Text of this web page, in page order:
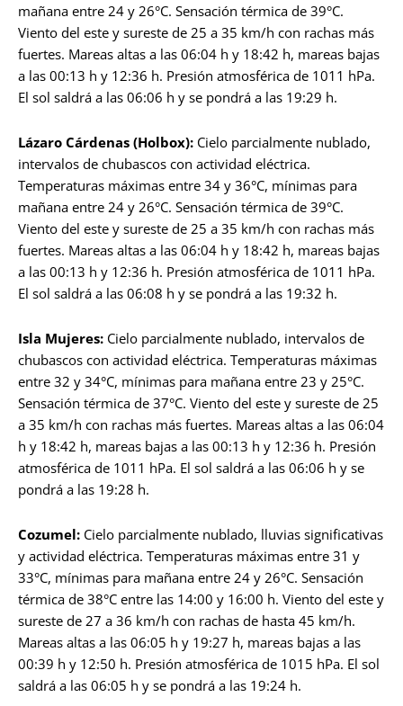
mañana entre 24 y 26°C. Sensación térmica de 39°C.
Viento del este y sureste de 25 a 35 km/h con rachas más
fuertes. Mareas altas a las 06:04 h y 18:42 h, mareas bajas
a las 00:13 h y 12:36 h. Presión atmosférica de 1011 hPa.
El sol saldrá a las 06:06 h y se pondrá a las 19:29 h.
Lázaro Cárdenas (Holbox): Cielo parcialmente nublado,
intervalos de chubascos con actividad eléctrica.
Temperaturas máximas entre 34 y 36°C, mínimas para
mañana entre 24 y 26°C. Sensación térmica de 39°C.
Viento del este y sureste de 25 a 35 km/h con rachas más
fuertes. Mareas altas a las 06:04 h y 18:42 h, mareas bajas
a las 00:13 h y 12:36 h. Presión atmosférica de 1011 hPa.
El sol saldrá a las 06:08 h y se pondrá a las 19:32 h.
Isla Mujeres: Cielo parcialmente nublado, intervalos de
chubascos con actividad eléctrica. Temperaturas máximas
entre 32 y 34°C, mínimas para mañana entre 23 y 25°C.
Sensación térmica de 37°C. Viento del este y sureste de 25
a 35 km/h con rachas más fuertes. Mareas altas a las 06:04
h y 18:42 h, mareas bajas a las 00:13 h y 12:36 h. Presión
atmosférica de 1011 hPa. El sol saldrá a las 06:06 h y se
pondrá a las 19:28 h.
Cozumel: Cielo parcialmente nublado, lluvias significativas
y actividad eléctrica. Temperaturas máximas entre 31 y
33°C, mínimas para mañana entre 24 y 26°C. Sensación
térmica de 38°C entre las 14:00 y 16:00 h. Viento del este y
sureste de 27 a 36 km/h con rachas de hasta 45 km/h.
Mareas altas a las 06:05 h y 19:27 h, mareas bajas a las
00:39 h y 12:50 h. Presión atmosférica de 1015 hPa. El sol
saldrá a las 06:05 h y se pondrá a las 19:24 h.